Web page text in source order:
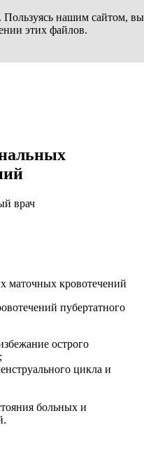
Пользуясь нашим сайтом, вы
этих файлов.
врач
маточных кровотечений
пубертатного
острого
цикла и
больных и